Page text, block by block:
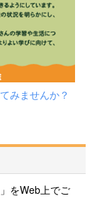
みませんか？
」をWeb上でご